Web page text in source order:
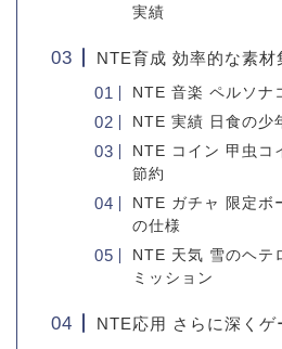
実績
NTE育成 効率的な素材
NTE 音楽 ペルソナ
NTE 実績 日食の少
NTE コイン 甲虫コ
節約
NTE ガチャ 限定ボ
の仕様
NTE 天気 雪のヘテ
ミッション
NTE応用 さらに深くゲ